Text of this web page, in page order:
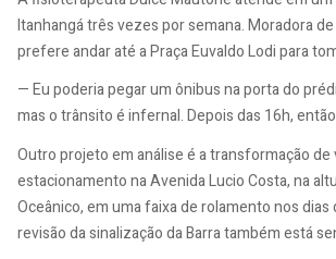
Itanhangá três vezes por semana. Moradora de
prefere andar até a Praça Euvaldo Lodi para
— Eu poderia pegar um ônibus na porta do
mas o trânsito é infernal. Depois das 16h,
Outro projeto em análise é a transformação de
estacionamento na Avenida Lucio Costa, na
Oceânico, em uma faixa de rolamento nos dias
revisão da sinalização da Barra também está